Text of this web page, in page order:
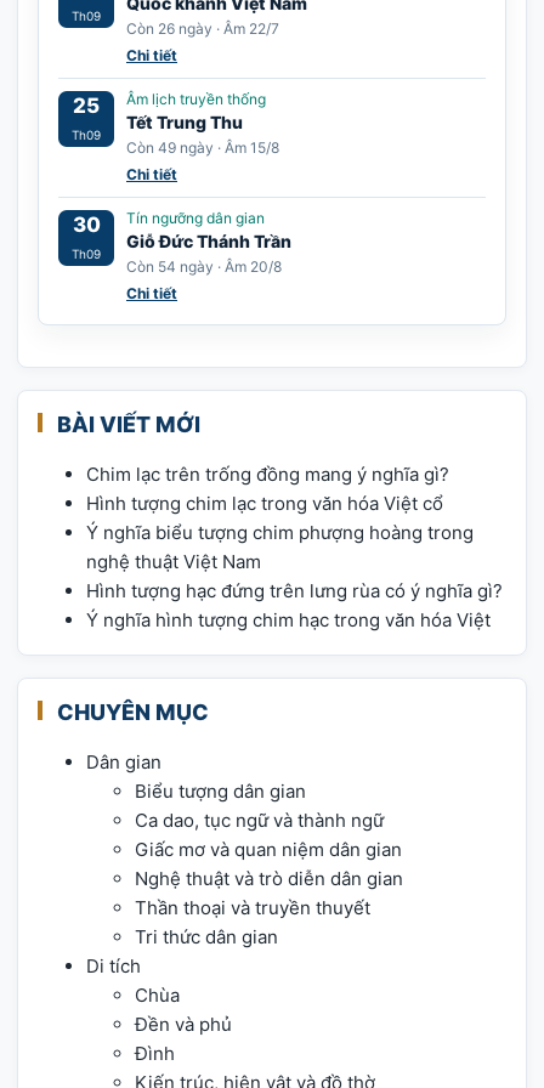
Th09
Còn 26 ngày · Âm 22/7
Chi tiết
25
Th09
Âm lịch truyền thống
Tết Trung Thu
Còn 49 ngày · Âm 15/8
Chi tiết
30
Th09
Tín ngưỡng dân gian
Giỗ Đức Thánh Trần
Còn 54 ngày · Âm 20/8
Chi tiết
BÀI VIẾT MỚI
Chim lạc trên trống đồng mang ý nghĩa gì?
Hình tượng chim lạc trong văn hóa Việt cổ
Ý nghĩa biểu tượng chim phượng hoàng trong
nghệ thuật Việt Nam
Hình tượng hạc đứng trên lưng rùa có ý nghĩa gì?
Ý nghĩa hình tượng chim hạc trong văn hóa Việt
CHUYÊN MỤC
Dân gian
Biểu tượng dân gian
Ca dao, tục ngữ và thành ngữ
Giấc mơ và quan niệm dân gian
Nghệ thuật và trò diễn dân gian
Thần thoại và truyền thuyết
Tri thức dân gian
Di tích
Chùa
Đền và phủ
Đình
Kiến trúc, hiện vật và đồ thờ